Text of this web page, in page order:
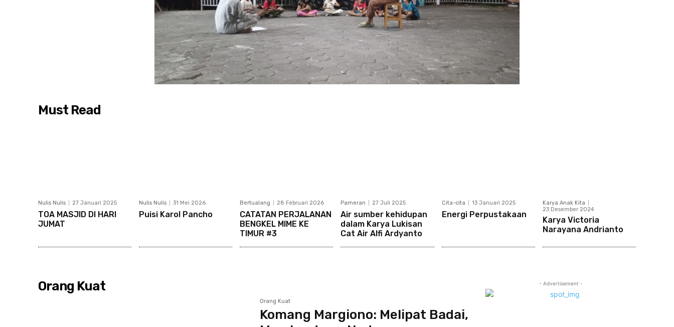
Must Read
Nulis Nulis 27 Januari 2025
TOA MASJID DI HARI
JUMAT
Nulis Nulis 31 Mei 2026
Puisi Karol Pancho
Bertualang 28 Februari 2026
CATATAN PERJALANAN
BENGKEL MIME KE
TIMUR #3
Pameran 27 Juli 2025
Air sumber kehidupan
dalam Karya Lukisan
Cat Air Alfi Ardyanto
Cita-cita 13 Januari 2025
Energi Perpustakaan
Karya Anak Kita
23 Desember 2024
Karya Victoria
Narayana Andrianto
Orang Kuat
Orang Kuat
Komang Margiono: Melipat Badai,
- Advertisement -